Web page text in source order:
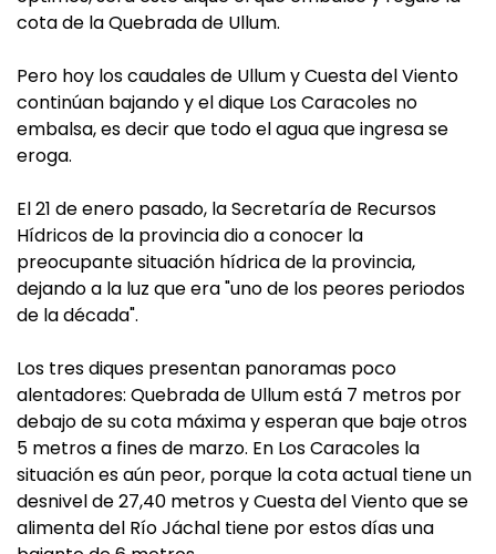
cota de la Quebrada de Ullum.
Pero hoy los caudales de Ullum y Cuesta del Viento
continúan bajando y el dique Los Caracoles no
embalsa, es decir que todo el agua que ingresa se
eroga.
El 21 de enero pasado, la Secretaría de Recursos
Hídricos de la provincia dio a conocer la
preocupante situación hídrica de la provincia,
dejando a la luz que era "uno de los peores periodos
de la década".
Los tres diques presentan panoramas poco
alentadores: Quebrada de Ullum está 7 metros por
debajo de su cota máxima y esperan que baje otros
5 metros a fines de marzo. En Los Caracoles la
situación es aún peor, porque la cota actual tiene un
desnivel de 27,40 metros y Cuesta del Viento que se
alimenta del Río Jáchal tiene por estos días una